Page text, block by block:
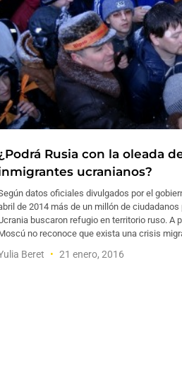
Rusia con la oleada
ucranianos?
datos oficiales divulgados por el
de 2014 más de un millón de
buscaron refugio en territorio ruso. A
no reconoce que exista una crisis
Beret 21 enero, 2016